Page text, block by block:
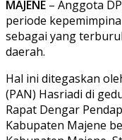
MAJENE – Anggota
periode
sebagai yang
daerah.
Hal ini ditegaskan
(PAN) Hasriadi di
Rapat Dengar
Kabupaten Majene